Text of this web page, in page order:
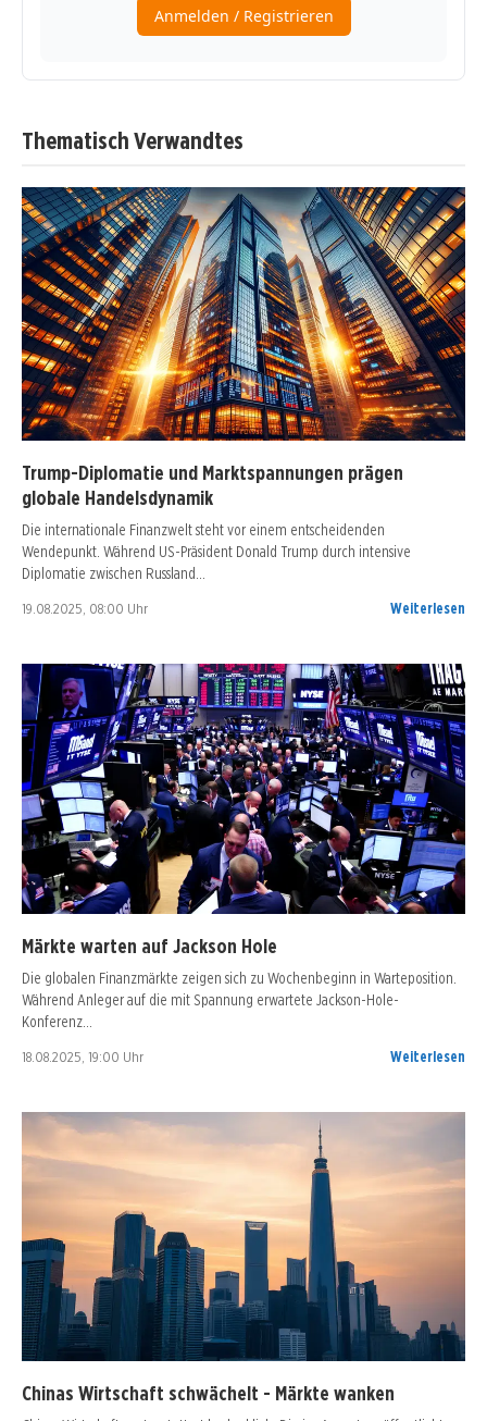
Thematisch Verwandtes
Trump-Diplomatie und Marktspannungen prägen
globale Handelsdynamik
Die internationale Finanzwelt steht vor einem entscheidenden
Wendepunkt. Während US-Präsident Donald Trump durch intensive
Diplomatie zwischen Russland…
19.08.2025, 08:00 Uhr Weiterlesen
Märkte warten auf Jackson Hole
Die globalen Finanzmärkte zeigen sich zu Wochenbeginn in Warteposition.
Während Anleger auf die mit Spannung erwartete Jackson-Hole-
Konferenz…
18.08.2025, 19:00 Uhr Weiterlesen
Chinas Wirtschaft schwächelt - Märkte wanken